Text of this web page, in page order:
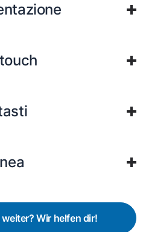
Wir helfen dir!